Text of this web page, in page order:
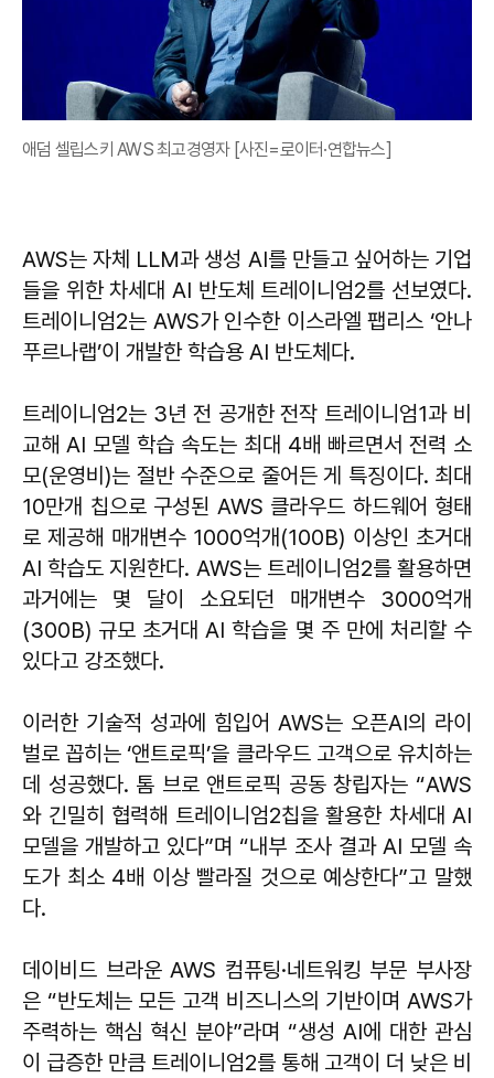
애덤 셀립스키 AWS 최고경영자 [사진=로이터·연합뉴스]
AWS는 자체 LLM과 생성 AI를 만들고 싶어하는 기업
들을 위한 차세대 AI 반도체 트레이니엄2를 선보였다.
트레이니엄2는 AWS가 인수한 이스라엘 팹리스 ‘안나
푸르나랩’이 개발한 학습용 AI 반도체다.
트레이니엄2는 3년 전 공개한 전작 트레이니엄1과 비
교해 AI 모델 학습 속도는 최대 4배 빠르면서 전력 소
모(운영비)는 절반 수준으로 줄어든 게 특징이다. 최대
10만개 칩으로 구성된 AWS 클라우드 하드웨어 형태
로 제공해 매개변수 1000억개(100B) 이상인 초거대
AI 학습도 지원한다. AWS는 트레이니엄2를 활용하면
과거에는 몇 달이 소요되던 매개변수 3000억개
(300B) 규모 초거대 AI 학습을 몇 주 만에 처리할 수
있다고 강조했다.
이러한 기술적 성과에 힘입어 AWS는 오픈AI의 라이
벌로 꼽히는 ‘앤트로픽’을 클라우드 고객으로 유치하는
데 성공했다. 톰 브로 앤트로픽 공동 창립자는 “AWS
와 긴밀히 협력해 트레이니엄2칩을 활용한 차세대 AI
모델을 개발하고 있다”며 “내부 조사 결과 AI 모델 속
도가 최소 4배 이상 빨라질 것으로 예상한다”고 말했
다.
데이비드 브라운 AWS 컴퓨팅·네트워킹 부문 부사장
은 “반도체는 모든 고객 비즈니스의 기반이며 AWS가
주력하는 핵심 혁신 분야”라며 “생성 AI에 대한 관심
이 급증한 만큼 트레이니엄2를 통해 고객이 더 낮은 비